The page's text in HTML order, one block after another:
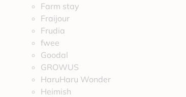
Farm stay
Fraijour
Frudia
fwee
Goodal
GROWUS
HaruHaru Wonder
Heimish